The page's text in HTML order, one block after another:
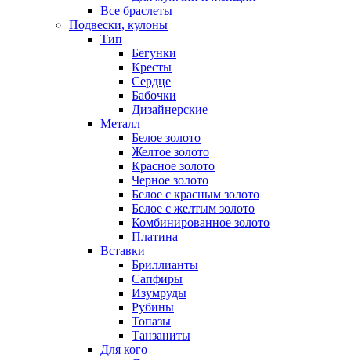
Все браслеты
Подвески, кулоны
Тип
Бегунки
Кресты
Сердце
Бабочки
Дизайнерские
Металл
Белое золото
Желтое золото
Красное золото
Черное золото
Белое с красным золото
Белое с желтым золото
Комбинированное золото
Платина
Вставки
Бриллианты
Сапфиры
Изумруды
Рубины
Топазы
Танзаниты
Для кого